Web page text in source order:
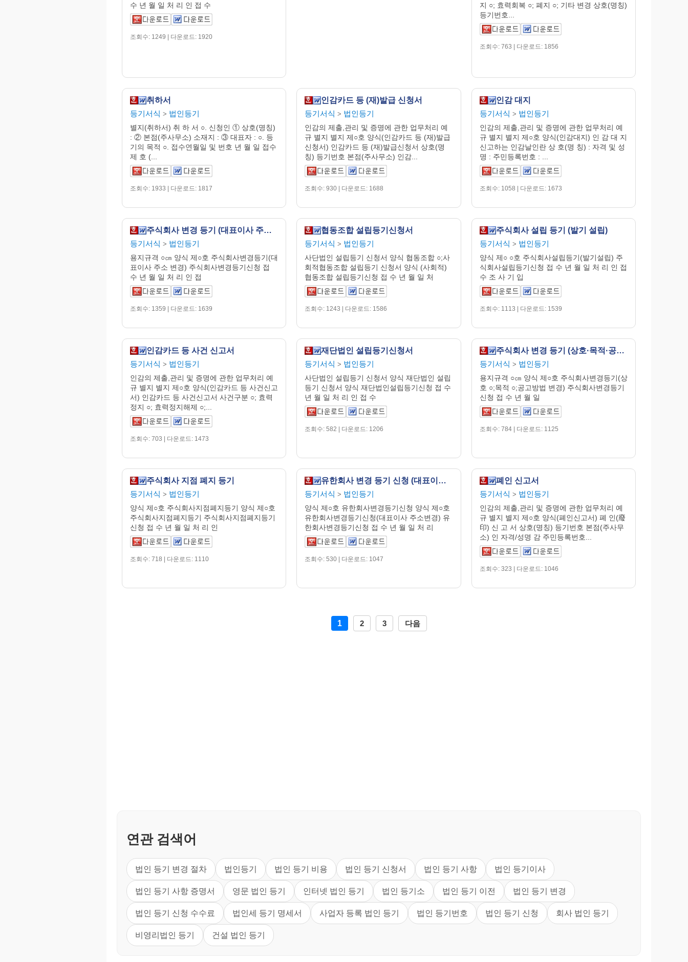
수 년 월 일 처 리 인 접 수
조회수: 1249 | 다운로드: 1920
지 ○; 효력회복 ○; 폐지 ○; 기타 변경 상호(명칭)
등기번호...
조회수: 763 | 다운로드: 1856
취하서
등기서식 > 법인등기
별지(취하서) 취 하 서 ○. 신청인 ① 상호(명칭)
: ② 본점(주사무소) 소재지 : ③ 대표자 : ○. 등
기의 목적 ○. 접수연월일 및 번호 년 월 일 접수
제 호 (...
조회수: 1933 | 다운로드: 1817
인감카드 등 (재)발급 신청서
등기서식 > 법인등기
인감의 제출,관리 및 증명에 관한 업무처리 예
규 별지 별지 제○호 양식(인감카드 등 (재)발급
신청서) 인감카드 등 (재)발급신청서 상호(명
칭) 등기번호 본점(주사무소) 인감...
조회수: 930 | 다운로드: 1688
인감 대지
등기서식 > 법인등기
인감의 제출,관리 및 증명에 관한 업무처리 예
규 별지 별지 제○호 양식(인감대지) 인 감 대 지
신고하는 인감날인란 상 호(명 칭) : 자격 및 성
명 : 주민등록번호 : ...
조회수: 1058 | 다운로드: 1673
주식회사 변경 등기 (대표이사 주소 변경)
등기서식 > 법인등기
용지규격 ○㎝ 양식 제○호 주식회사변경등기(대
표이사 주소 변경) 주식회사변경등기신청 접
수 년 월 일 처 리 인 접
조회수: 1359 | 다운로드: 1639
협동조합 설립등기신청서
등기서식 > 법인등기
사단법인 설립등기 신청서 양식 협동조합 ○;사
회적협동조합 설립등기 신청서 양식 (사회적)
협동조합 설립등기신청 접 수 년 월 일 처
조회수: 1243 | 다운로드: 1586
주식회사 설립 등기 (발기 설립)
등기서식 > 법인등기
양식 제○ ○호 주식회사설립등기(발기설립) 주
식회사설립등기신청 접 수 년 월 일 처 리 인 접
수 조 사 기 입
조회수: 1113 | 다운로드: 1539
인감카드 등 사건 신고서
등기서식 > 법인등기
인감의 제출,관리 및 증명에 관한 업무처리 예
규 별지 별지 제○호 양식(인감카드 등 사건신고
서) 인감카드 등 사건신고서 사건구분 ○; 효력
정지 ○; 효력정지해제 ○;...
조회수: 703 | 다운로드: 1473
재단법인 설립등기신청서
등기서식 > 법인등기
사단법인 설립등기 신청서 양식 재단법인 설립
등기 신청서 양식 재단법인설립등기신청 접 수
년 월 일 처 리 인 접 수
조회수: 582 | 다운로드: 1206
주식회사 변경 등기 (상호·목적·공고 방법 변경)
등기서식 > 법인등기
용지규격 ○㎝ 양식 제○호 주식회사변경등기(상
호 ○;목적 ○;공고방법 변경) 주식회사변경등기
신청 접 수 년 월 일
조회수: 784 | 다운로드: 1125
주식회사 지점 폐지 등기
등기서식 > 법인등기
양식 제○호 주식회사지점폐지등기 양식 제○호
주식회사지점폐지등기 주식회사지점폐지등기
신청 접 수 년 월 일 처 리 인
조회수: 718 | 다운로드: 1110
유한회사 변경 등기 신청 (대표이사 주소 변경)
등기서식 > 법인등기
양식 제○호 유한회사변경등기신청 양식 제○호
유한회사변경등기신청(대표이사 주소변경) 유
한회사변경등기신청 접 수 년 월 일 처 리
조회수: 530 | 다운로드: 1047
폐인 신고서
등기서식 > 법인등기
인감의 제출,관리 및 증명에 관한 업무처리 예
규 별지 별지 제○호 양식(폐인신고서) 폐 인(廢
印) 신 고 서 상호(명칭) 등기번호 본점(주사무
소) 인 자격/성명 감 주민등록번호...
조회수: 323 | 다운로드: 1046
1 2 3 다음
연관 검색어
법인 등기 변경 절차 법인등기 법인 등기 비용 법인 등기 신청서 법인 등기 사항 법인 등기이사
법인 등기 사항 증명서 영문 법인 등기 인터넷 법인 등기 법인 등기소 법인 등기 이전 법인 등기 변경
법인 등기 신청 수수료 법인세 등기 명세서 사업자 등록 법인 등기 법인 등기번호 법인 등기 신청 회사 법인 등기
비영리법인 등기 건설 법인 등기